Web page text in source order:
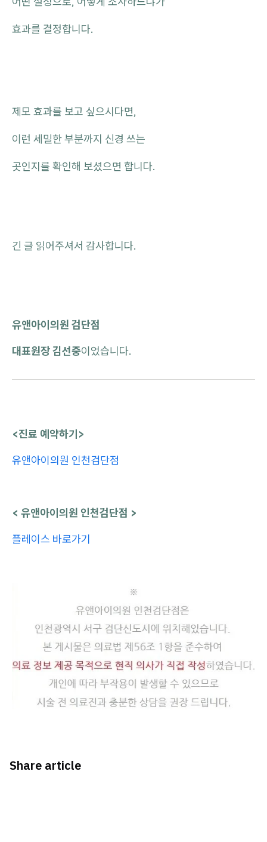
효과를 결정합니다.
제모 효과를 보고 싶으시다면,
이런 세밀한 부분까지 신경 쓰는
곳인지를 확인해 보셨으면 합니다.
긴 글 읽어주셔서 감사합니다.
유앤아이의원 검단점
대표원장 김선중이었습니다.
<진료 예약하기>
유앤아이의원 인천검단점
< 유앤아이의원 인천검단점 >
플레이스 바로가기
Share article